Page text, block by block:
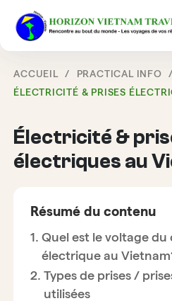
ACCUEIL
PRACTICAL INFO
ÉLECTRICITÉ & PRISES
Électricité &
électriques au
Résumé du contenu
Quel est le voltage
électrique au
Types de prises /
utilisées